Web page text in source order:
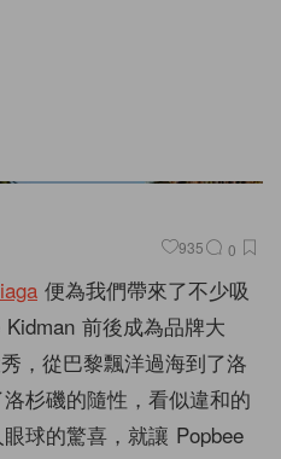
935 0
便為我們帶來了不少吸
前後成為品牌大
，從巴黎飄洋過海到了洛
杉磯的隨性，看似違和的
球的驚喜，就讓 Popbee